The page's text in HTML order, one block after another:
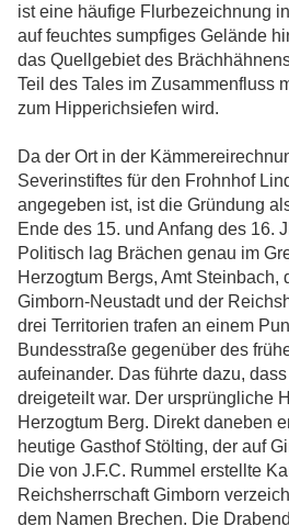
ist eine häufige Flurbezeichnung
auf feuchtes sumpfiges Gelände
das Quellgebiet des
Teil des Tales im Zusammenfluss
zum Hipperichsiefen wird.
Da der Ort in der
Severinstiftes für den Frohnhof
angegeben ist, ist die Gründung
Ende des 15. und Anfang des 16.
Politisch lag Brächen genau im
Herzogtum Bergs, Amt Steinbach,
Gimborn-Neustadt und der
drei Territorien trafen an einem
Bundesstraße gegenüber des
aufeinander. Das führte dazu,
dreigeteilt war. Der ursprüngliche
Herzogtum Berg. Direkt daneben
heutige Gasthof Stölting, der auf
Die von J.F.C. Rummel erstellte
Reichsherrschaft Gimborn
dem Namen Brechen. Die